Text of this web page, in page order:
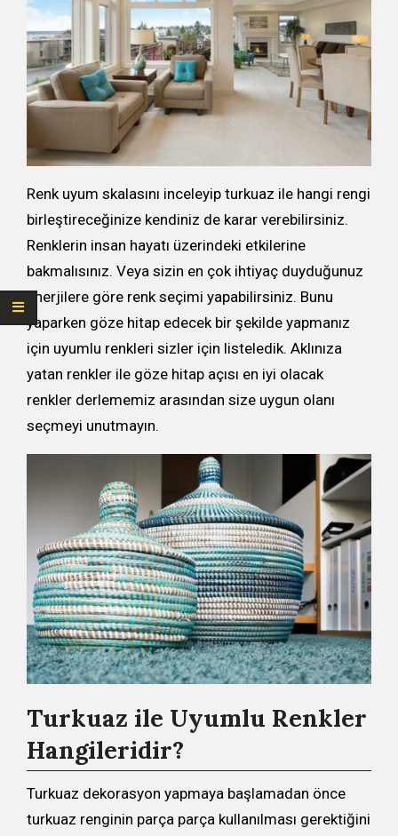
Renk uyum skalasını inceleyip turkuaz ile hangi rengi
birleştireceğinize kendiniz de karar verebilirsiniz.
Renklerin insan hayatı üzerindeki etkilerine
bakmalısınız. Veya sizin en çok ihtiyaç duyduğunuz
enerjilere göre renk seçimi yapabilirsiniz. Bunu
yaparken göze hitap edecek bir şekilde yapmanız
için uyumlu renkleri sizler için listeledik. Aklınıza
yatan renkler ile göze hitap açısı en iyi olacak
renkler derlememiz arasından size uygun olanı
seçmeyi unutmayın.
Turkuaz ile Uyumlu Renkler
Hangileridir?
Turkuaz dekorasyon yapmaya başlamadan önce
turkuaz renginin parça parça kullanılması gerektiğini